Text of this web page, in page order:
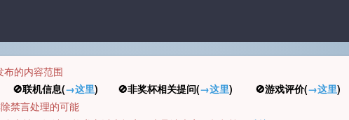
的内容范围
联机信息(→这里) 🚫非奖杯相关提问(→这里) 🚫游戏评价(→这里)
禁言处理的可能